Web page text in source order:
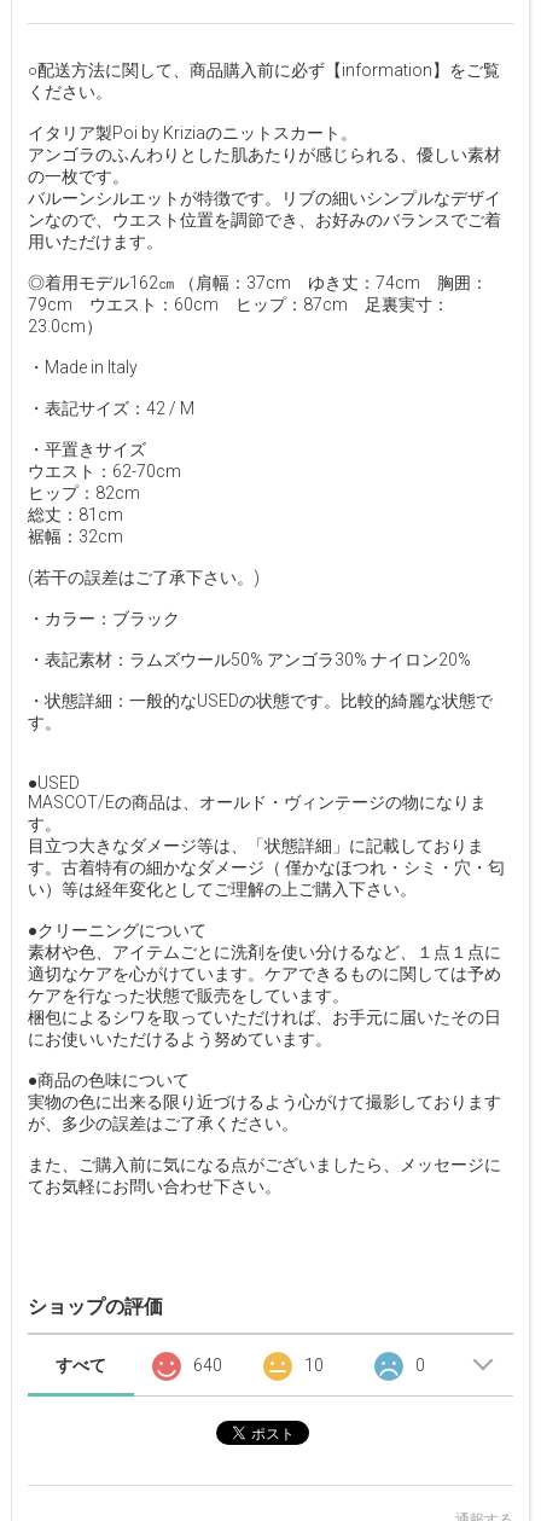
○配送方法に関して、商品購入前に必ず【information】をご覧
ください。
イタリア製Poi by Kriziaのニットスカート。
アンゴラのふんわりとした肌あたりが感じられる、優しい素材
の一枚です。
バルーンシルエットが特徴です。リブの細いシンプルなデザイ
ンなので、ウエスト位置を調節でき、お好みのバランスでご着
用いただけます。
◎着用モデル162㎝ （肩幅：37cm ゆき丈：74cm 胸囲：
79cm ウエスト：60cm ヒップ：87cm 足裏実寸：
23.0cm）
・Made in Italy
・表記サイズ：42 / M
・平置きサイズ
ウエスト：62-70cm
ヒップ：82cm
総丈：81cm
裾幅：32cm
(若干の誤差はご了承下さい。)
・カラー：ブラック
・表記素材：ラムズウール50% アンゴラ30% ナイロン20%
・状態詳細：一般的なUSEDの状態です。比較的綺麗な状態で
す。
●USED
MASCOT/Eの商品は、オールド・ヴィンテージの物になりま
す。
目立つ大きなダメージ等は、「状態詳細」に記載しておりま
す。古着特有の細かなダメージ（ 僅かなほつれ・シミ・穴・匂
い）等は経年変化としてご理解の上ご購入下さい。
●クリーニングについて
素材や色、アイテムごとに洗剤を使い分けるなど、１点１点に
適切なケアを心がけています。ケアできるものに関しては予め
ケアを行なった状態で販売をしています。
梱包によるシワを取っていただければ、お手元に届いたその日
にお使いいただけるよう努めています。
●商品の色味について
実物の色に出来る限り近づけるよう心がけて撮影しております
が、多少の誤差はご了承ください。
また、ご購入前に気になる点がございましたら、メッセージに
てお気軽にお問い合わせ下さい。
ショップの評価
すべて 640 10 0